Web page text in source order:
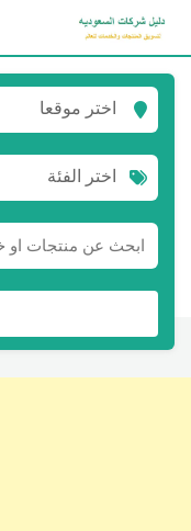
انتقل
المحتوى
اختر موقعا
اختر الفئة